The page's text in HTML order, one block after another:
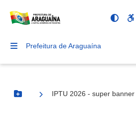
Prefeitura de Araguaína
Botão Menu
IPTU 2026 - super